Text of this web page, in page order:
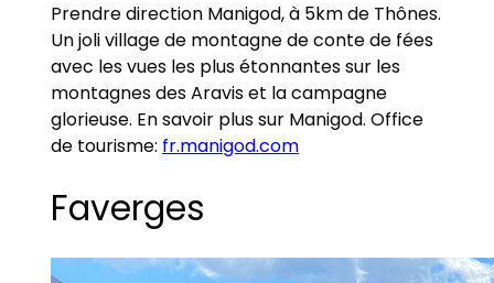
Prendre direction Manigod, à 5km de Thônes.
Un joli village de montagne de conte de fées
avec les vues les plus étonnantes sur les
montagnes des Aravis et la campagne
glorieuse. En savoir plus sur Manigod. Office
de tourisme: fr.manigod.com
Faverges